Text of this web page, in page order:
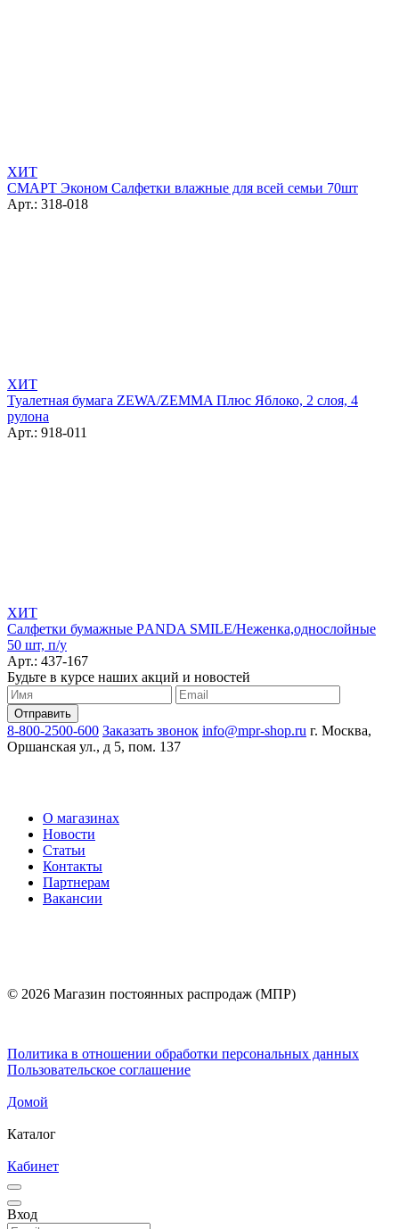
ХИТ
СМАРТ Эконом Салфетки влажные для всей семьи 70шт
Арт.: 318-018
ХИТ
Туалетная бумага ZEWA/ZEMMA Плюс Яблоко, 2 слоя, 4
рулона
Арт.: 918-011
ХИТ
Салфетки бумажные РANDA SMILE/Неженка,однослойные
50 шт, п/у
Арт.: 437-167
Будьте в курсе наших акций и новостей
8-800-2500-600 Заказать звонок info@mpr-shop.ru г. Москва,
Оршанская ул., д 5, пом. 137
О магазинах
Новости
Статьи
Контакты
Партнерам
Вакансии
© 2026 Магазин постоянных распродаж (МПР)
Политика в отношении обработки персональных данных
Пользовательское соглашение
Домой
Каталог
Кабинет
Вход